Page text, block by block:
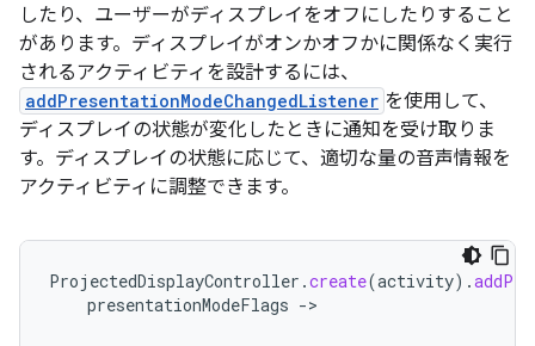
したり、ユーザーがディスプレイをオフにしたりすること
があります。ディスプレイがオンかオフかに関係なく実行
されるアクティビティを設計するには、
addPresentationModeChangedListener を使用して、
ディスプレイの状態が変化したときに通知を受け取りま
す。ディスプレイの状態に応じて、適切な量の音声情報を
アクティビティに調整できます。
ProjectedDisplayController .create(activity).
presentationModeFlags ->